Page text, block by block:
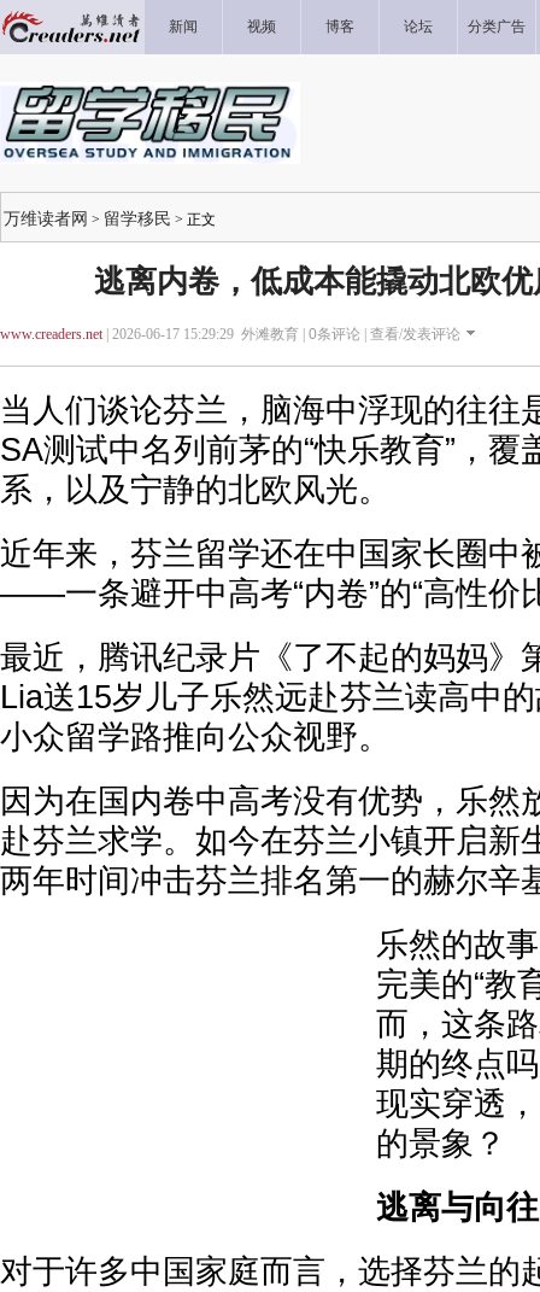
新闻 视频 博客 论坛 分类广告
万维读者网 > 留学移民 > 正文
逃离内卷，低成本能撬动北欧
www.creaders.net| 2026-06-17 15:29:29 外滩教育 | 0条评论 | 查看/发表评论
当人们谈论芬兰，脑海中浮现的往往
SA测试中名列前茅的“快乐教育”，覆
系，以及宁静的北欧风光。
近年来，芬兰留学还在中国家长圈中
——一条避开中高考“内卷”的“高性价
最近，腾讯纪录片《了不起的妈妈》
Lia送15岁儿子乐然远赴芬兰读高中
小众留学路推向公众视野。
因为在国内卷中高考没有优势，乐然
赴芬兰求学。如今在芬兰小镇开启新
两年时间冲击芬兰排名第一的赫尔辛
乐然的故
完美的“教
而，这条
期的终点
现实穿透
的景象？
逃离与向往
对于许多中国家庭而言，选择芬兰的